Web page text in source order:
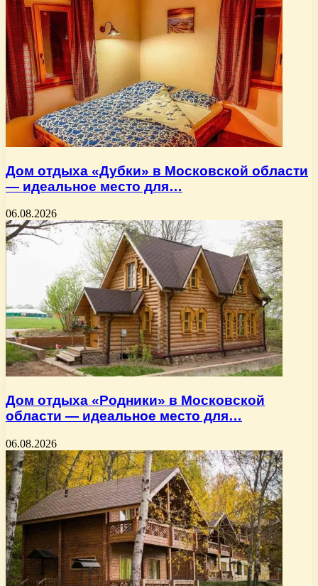
Дом отдыха «Дубки» в Московской области
— идеальное место для…
06.08.2026
Дом отдыха «Родники» в Московской
области — идеальное место для…
06.08.2026